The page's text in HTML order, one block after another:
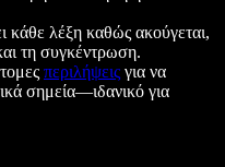
κάθε λέξη καθώς ακούγεται,
τη συγκέντρωση.
περιλήψεις για να
σημεία—ιδανικό για